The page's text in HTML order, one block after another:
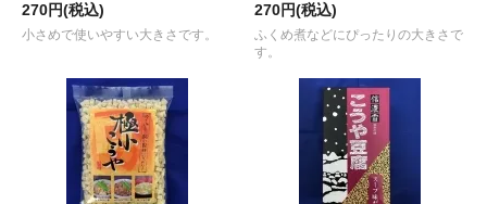
270円(税込)
小さめで使いやすい大きさです。
270円(税込)
ふくめ煮などにぴったりの大きさで
す。